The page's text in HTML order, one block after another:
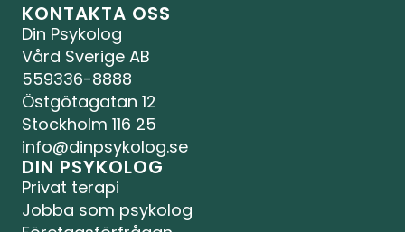
KONTAKTA OSS
Din Psykolog
Vård Sverige AB
559336-8888
Östgötagatan 12
Stockholm 116 25
info@dinpsykolog.se
DIN PSYKOLOG
Privat terapi
Jobba som psykolog